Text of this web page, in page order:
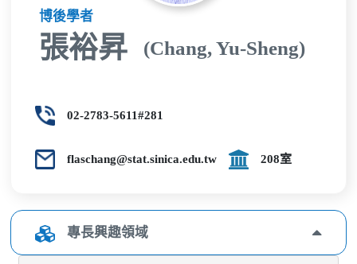
博後學者
張裕昇 (Chang, Yu-Sheng)
02-2783-5611#281
flaschang@stat.sinica.edu.tw 208室
專長興趣領域